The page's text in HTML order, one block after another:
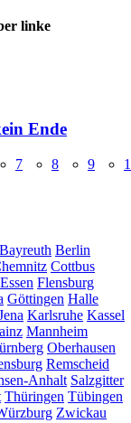
linke
Ende
7 8 9
Bayreuth Berlin
Cottbus
Essen Flensburg
Göttingen Halle
Karlsruhe Kassel
Mannheim
Oberhausen
Remscheid
Anhalt Salzgitter
Thüringen Tübingen
Zwickau